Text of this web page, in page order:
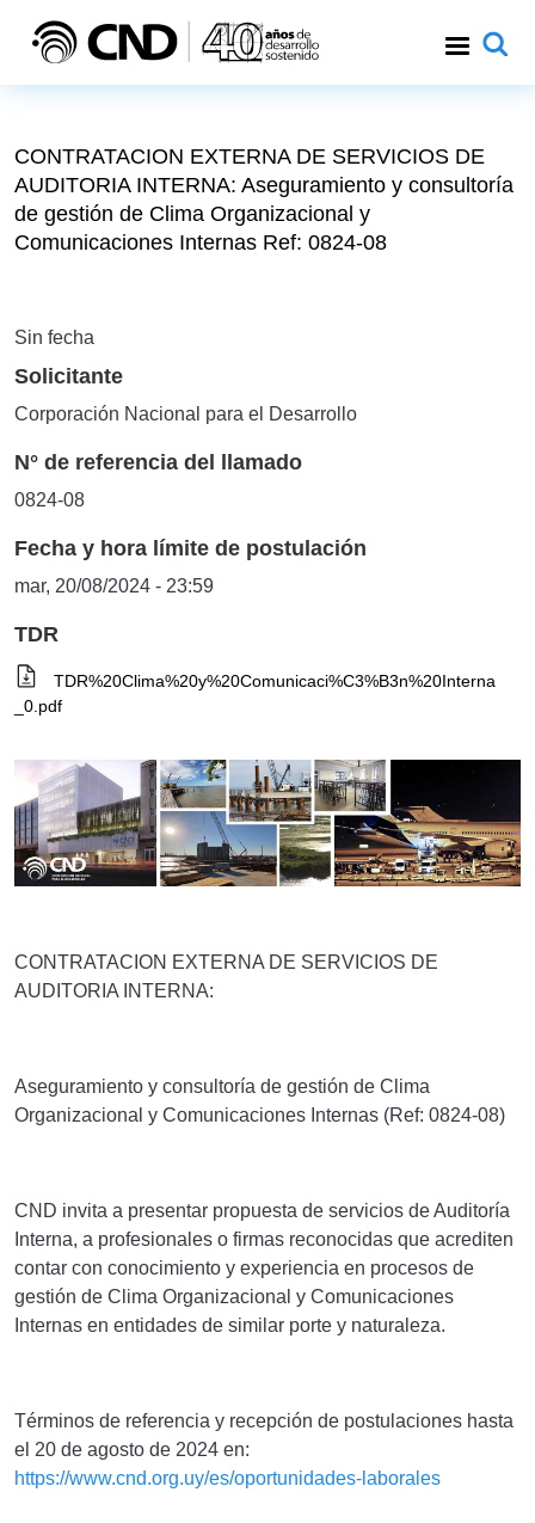
CONTRATACION EXTERNA DE SERVICIOS DE
AUDITORIA INTERNA: Aseguramiento y consultoría
de gestión de Clima Organizacional y
Comunicaciones Internas Ref: 0824-08
Sin fecha
Solicitante
Corporación Nacional para el Desarrollo
N° de referencia del llamado
0824-08
Fecha y hora límite de postulación
mar, 20/08/2024 - 23:59
TDR
TDR%20Clima%20y%20Comunicaci%C3%B3n%20Interna
_0.pdf
CONTRATACION EXTERNA DE SERVICIOS DE
AUDITORIA INTERNA:
Aseguramiento y consultoría de gestión de Clima
Organizacional y Comunicaciones Internas (Ref: 0824-08)
CND invita a presentar propuesta de servicios de Auditoría
Interna, a profesionales o firmas reconocidas que acrediten
contar con conocimiento y experiencia en procesos de
gestión de Clima Organizacional y Comunicaciones
Internas en entidades de similar porte y naturaleza.
Términos de referencia y recepción de postulaciones hasta
el 20 de agosto de 2024 en:
https://www.cnd.org.uy/es/oportunidades-laborales